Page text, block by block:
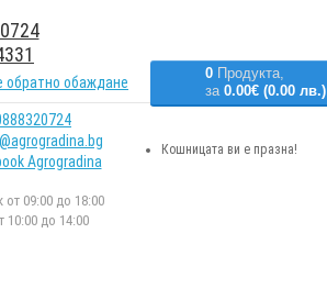
обратно обаждане
Agrogradina
09:00 до 18:00
10:00 до 14:00
0 Продукта,
за 0.00€ (0.00 лв.)
Кошницата ви е празна!